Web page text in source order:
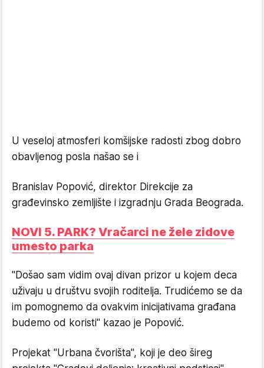
U veseloj atmosferi komšijske radosti zbog dobro
obavljenog posla našao se i
Branislav Popović, direktor Direkcije za
građevinsko zemljište i izgradnju Grada Beograda.
NOVI 5. PARK? Vračarci ne žele zidove
umesto parka
"Došao sam vidim ovaj divan prizor u kojem deca
uživaju u društvu svojih roditelja. Trudićemo se da
im pomognemo da ovakvim inicijativama građana
budemo od koristi" kazao je Popović.
Projekat "Urbana čvorišta", koji je deo šireg